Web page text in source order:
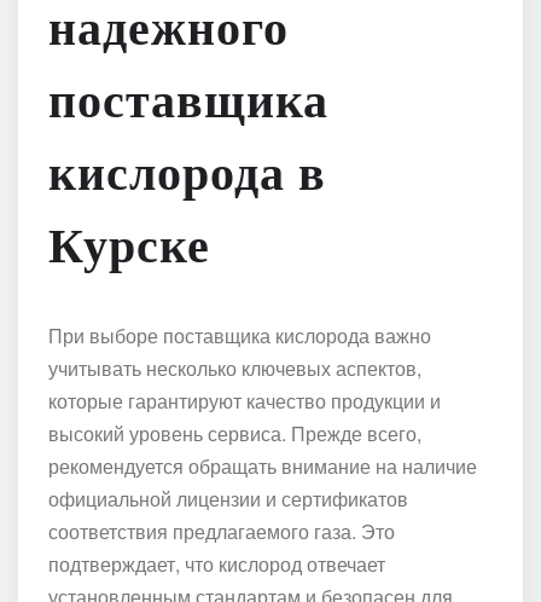
надежного
поставщика
кислорода в
Курске
При выборе поставщика кислорода важно
учитывать несколько ключевых аспектов,
которые гарантируют качество продукции и
высокий уровень сервиса. Прежде всего,
рекомендуется обращать внимание на наличие
официальной лицензии и сертификатов
соответствия предлагаемого газа. Это
подтверждает, что кислород отвечает